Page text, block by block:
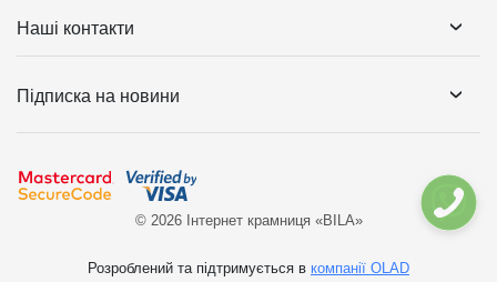
Наші контакти
Підписка на новини
© 2026 Інтернет крамниця «BILA»
Розроблений та підтримується в компанії OLAD